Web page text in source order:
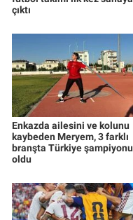
çıktı
Enkazda ailesini ve kolunu
kaybeden Meryem, 3 farklı
branşta Türkiye şampiyonu
oldu